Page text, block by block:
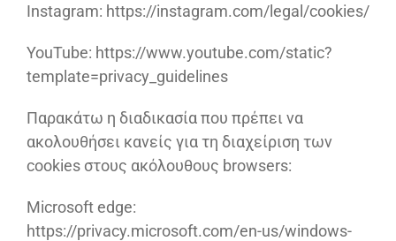
Instagram: https://instagram.com/legal/cookies/
YouTube: https://www.youtube.com/static?
template=privacy_guidelines
Παρακάτω η διαδικασία που πρέπει να
ακολουθήσει κανείς για τη διαχείριση των
cookies στους ακόλουθους browsers:
Microsoft edge:
https://privacy.microsoft.com/en-us/windows-